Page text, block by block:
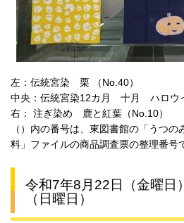
左：伝統宮染 栗 （No.40）
中央：伝統宮染12カ月 十月 ハロウ
右： 注ぎ染め 鹿と紅葉（No.10）
（）内の番号は、東図書館の「うつ
料」ファイルの商品調査票の整理番号
令和7年8月22日（金曜日
（日曜日）